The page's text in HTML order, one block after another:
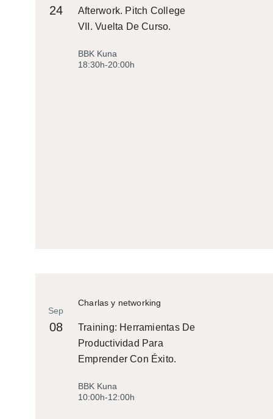
24
Afterwork. Pitch College
VII. Vuelta De Curso.
BBK Kuna
18:30h-20:00h
Charlas y networking
Sep
08
Training: Herramientas De
Productividad Para
Emprender Con Éxito.
BBK Kuna
10:00h-12:00h